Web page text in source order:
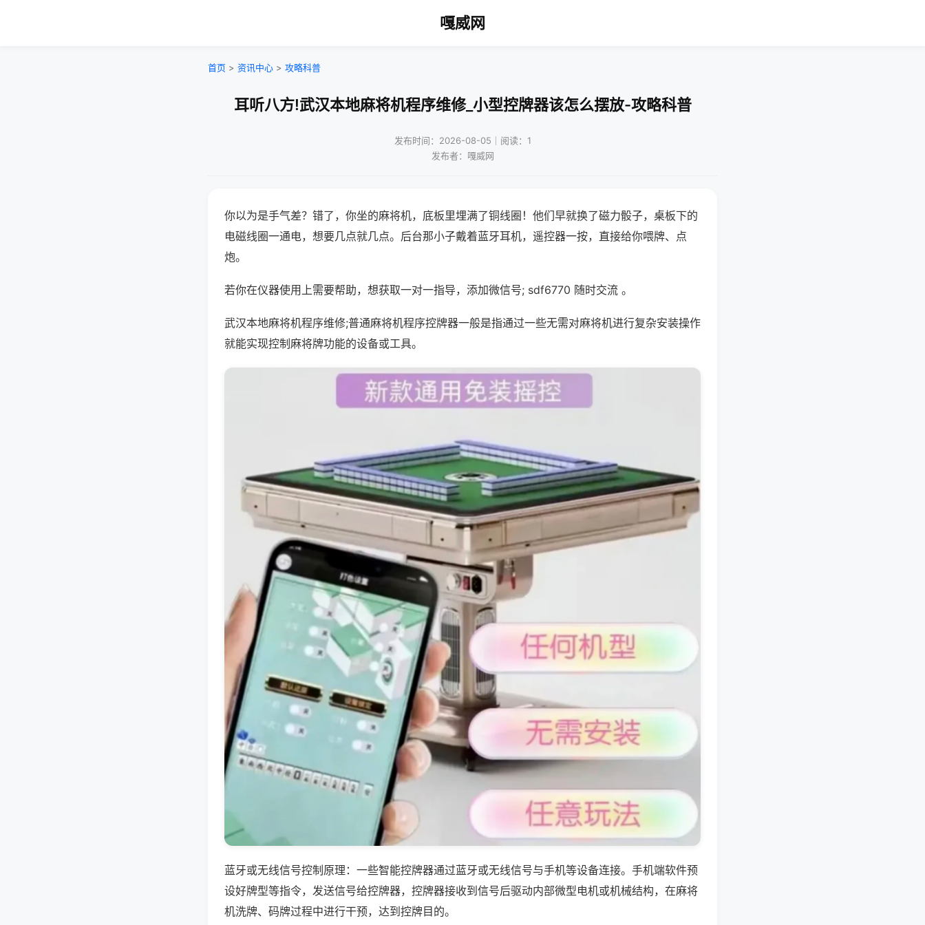
嘎威网
首页 > 资讯中心 > 攻略科普
耳听八方!武汉本地麻将机程序维修_小型控牌器该怎么摆放-攻略科普
发布时间：2026-08-05｜阅读：1
发布者：嘎威网
你以为是手气差？错了，你坐的麻将机，底板里埋满了铜线圈！他们早就换了磁力骰子，桌板下的
电磁线圈一通电，想要几点就几点。后台那小子戴着蓝牙耳机，遥控器一按，直接给你喂牌、点
炮。
若你在仪器使用上需要帮助，想获取一对一指导，添加微信号; sdf6770 随时交流 。
武汉本地麻将机程序维修;普通麻将机程序控牌器一般是指通过一些无需对麻将机进行复杂安装操作
就能实现控制麻将牌功能的设备或工具。
蓝牙或无线信号控制原理：一些智能控牌器通过蓝牙或无线信号与手机等设备连接。手机端软件预
设好牌型等指令，发送信号给控牌器，控牌器接收到信号后驱动内部微型电机或机械结构，在麻将
机洗牌、码牌过程中进行干预，达到控牌目的。